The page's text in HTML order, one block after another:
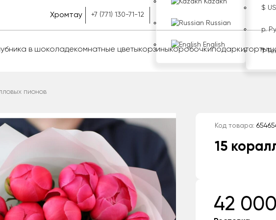
Хромтау +7 (771) 130-71-12
Kazakh
Russian
English
$
р.
₸
в шоколадекомнатные цветыкорзиныкоробочкиподаркиторты
пионов
Код товара:
15
42